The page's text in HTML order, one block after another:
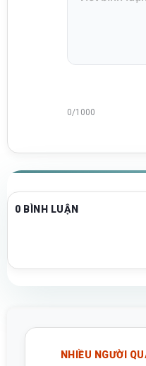
0/1000
0 BÌNH LUẬN
NHIỀU NGƯỜI